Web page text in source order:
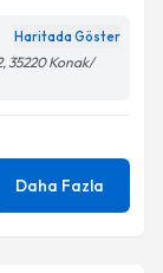
Haritada Göster
35220 Konak/
Daha Fazla